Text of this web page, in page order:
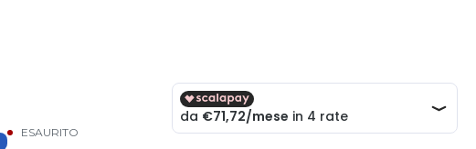
ESAURITO